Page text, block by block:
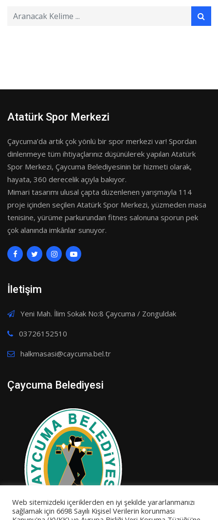
Atatürk Spor Merkezi
Çaycuma’da artık çok yönlü bir spor merkezi var! Spordan
dinlenmeye tüm ihtiyaçlarınız düşünülerek yapılan Atatürk
Spor Merkezi, Çaycuma Belediyesinin bir hizmeti olarak,
hayata, 360 derecelik açıyla bakıyor.
Mimari tasarımı ulusal çapta düzenlenen yarışmayla 114
proje içinden seçilen Atatürk Spor Merkezi, yüzmeden masa
tenisine, yürüme parkurundan fitnes salonuna sporun pek
çok alanında imkânlar sunuyor.
İletişim
Yeni Mah. İlim Sokak No:8 Çaycuma / Zonguldak
03726152510
halkmasasi@caycuma.bel.tr
Çaycuma Belediyesi
Web sitemizdeki içeriklerden en iyi şekilde yararlanmanızı
sağlamak için 6698 Sayılı Kişisel Verilerin korunması